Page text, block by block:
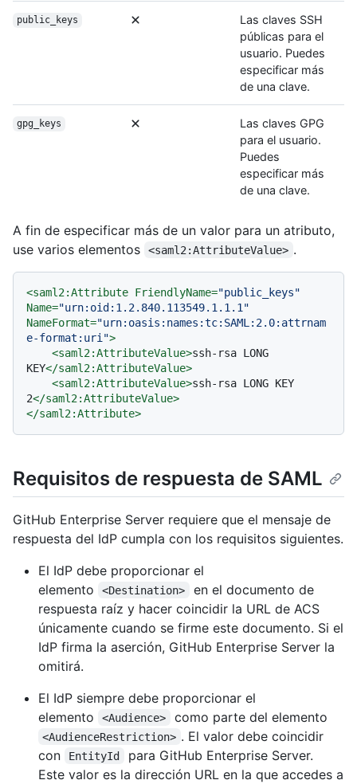
public_keys
Las claves SSH
públicas para el
usuario. Puedes
especificar más
de una clave.
gpg_keys
Las claves GPG
para el usuario.
Puedes
especificar más
de una clave.
A fin de especificar más de un valor para un atributo,
use varios elementos
<saml2:AttributeValue> .
<saml2:Attribute FriendlyName="public_keys"
Name="urn:oid:1.2.840.113549.1.1.1"
NameFormat="urn:oasis:names:tc:SAML:2.0:attrnam
e-format:uri">
<saml2:AttributeValue>ssh-rsa LONG
KEY</saml2:AttributeValue>
<saml2:AttributeValue>ssh-rsa LONG KEY
2</saml2:AttributeValue>
</saml2:Attribute>
Requisitos de respuesta de SAML
GitHub Enterprise Server requiere que el mensaje de
respuesta del IdP cumpla con los requisitos siguientes.
El IdP debe proporcionar el
elemento
<Destination>
en el documento de
respuesta raíz y hacer coincidir la URL de ACS
únicamente cuando se firme este documento. Si el
IdP firma la aserción, GitHub Enterprise Server la
omitirá.
El IdP siempre debe proporcionar el
elemento
<Audience> como parte del elemento
<AudienceRestriction> . El valor debe coincidir
con
EntityId
para GitHub Enterprise Server.
Este valor es la dirección URL en la que accedes a